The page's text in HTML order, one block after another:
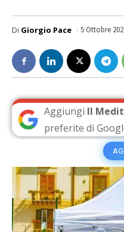
Di Giorgio Pace 5 Ottobre
Aggiungi Il
preferite di